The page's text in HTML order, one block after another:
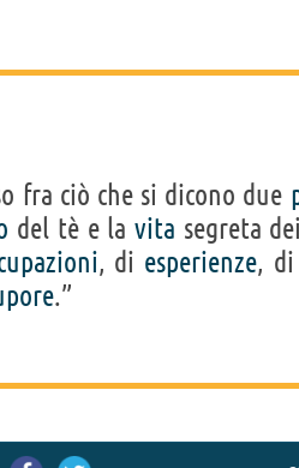
fra ciò che si dicono due
del tè e lavita segreta
, di esperienze, di
.”